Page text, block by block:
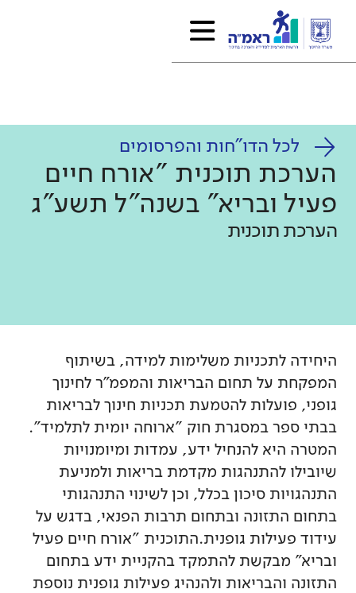
לכל הדו"חות והפרסומים
הערכת תוכנית "אורח חיים
פעיל ובריא" בשנה"ל תשע"ג
הערכת תוכנית
היחידה לתכניות משלימות למידה, בשיתוף
המפקחת על תחום הבריאות והמפמ"ר לחינוך
גופני, פועלות להטמעת תכניות חינוך לבריאות
בבתי ספר במסגרת חוק "ארוחה יומית לתלמיד".
המטרה היא להנחיל ידע, עמדות ומיומנויות
שיובילו להתנהגות מקדמת בריאות ולמניעת
התנהגויות סיכון בכלל, וכן לשינוי התנהגותי
בתחום התזונה ובתחום תרבות הפנאי, בדגש על
עידוד פעילות גופנית.התוכנית "אורח חיים פעיל
ובריא" מבקשת להתמקד בהקניית ידע בתחום
התזונה והבריאות ולהנהיג פעילות גופנית נוספת